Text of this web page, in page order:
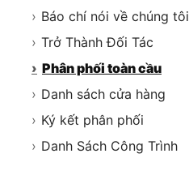
› Báo chí nói về chúng tôi
› Trở Thành Đối Tác
› Phân phối toàn cầu
› Danh sách cửa hàng
› Ký kết phân phối
› Danh Sách Công Trình